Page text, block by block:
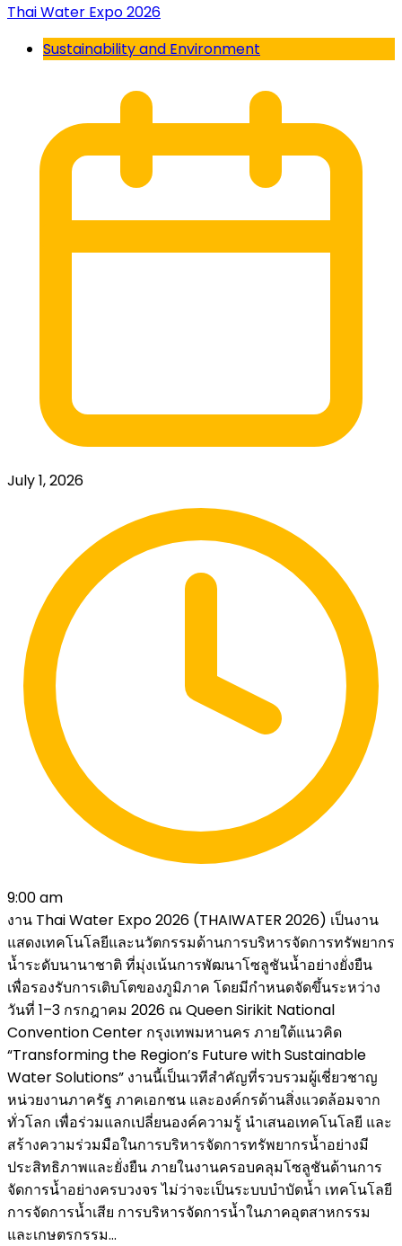
Thai Water Expo 2026
Sustainability and Environment
July 1, 2026
9:00 am
งาน Thai Water Expo 2026 (THAIWATER 2026) เป็นงาน
แสดงเทคโนโลยีและนวัตกรรมด้านการบริหารจัดการทรัพยากร
น้ำระดับนานาชาติ ที่มุ่งเน้นการพัฒนาโซลูชันน้ำอย่างยั่งยืน
เพื่อรองรับการเติบโตของภูมิภาค โดยมีกำหนดจัดขึ้นระหว่าง
วันที่ 1–3 กรกฎาคม 2026 ณ Queen Sirikit National
Convention Center กรุงเทพมหานคร ภายใต้แนวคิด
“Transforming the Region’s Future with Sustainable
Water Solutions” งานนี้เป็นเวทีสำคัญที่รวบรวมผู้เชี่ยวชาญ
หน่วยงานภาครัฐ ภาคเอกชน และองค์กรด้านสิ่งแวดล้อมจาก
ทั่วโลก เพื่อร่วมแลกเปลี่ยนองค์ความรู้ นำเสนอเทคโนโลยี และ
สร้างความร่วมมือในการบริหารจัดการทรัพยากรน้ำอย่างมี
ประสิทธิภาพและยั่งยืน ภายในงานครอบคลุมโซลูชันด้านการ
จัดการน้ำอย่างครบวงจร ไม่ว่าจะเป็นระบบบำบัดน้ำ เทคโนโลยี
การจัดการน้ำเสีย การบริหารจัดการน้ำในภาคอุตสาหกรรม
และเกษตรกรรม...